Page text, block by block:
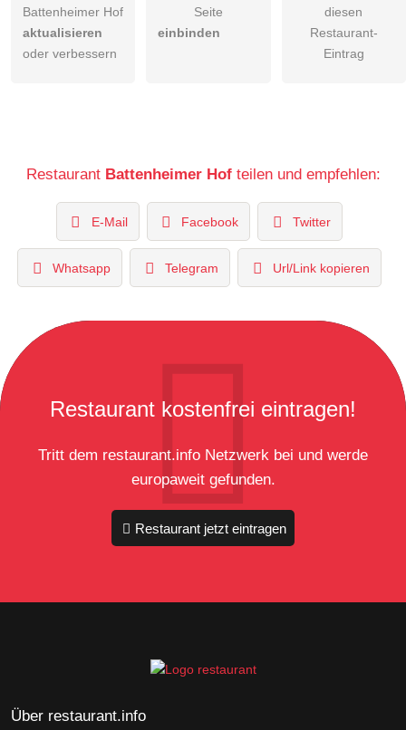
Battenheimer Hof
aktualisieren
oder verbessern
Seite
einbinden
diesen
Restaurant-
Eintrag
Restaurant Battenheimer Hofteilen und empfehlen:
E-Mail Facebook Twitter
Whatsapp Telegram Url/Link kopieren
Restaurant kostenfrei eintragen!
Tritt dem restaurant.info Netzwerk bei und werde
europaweit gefunden.
Restaurant jetzt eintragen
Über restaurant.info